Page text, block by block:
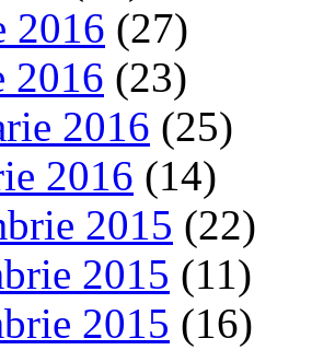
2016 (27)
2016 (23)
2016 (25)
2016 (14)
2015 (22)
2015 (11)
2015 (16)